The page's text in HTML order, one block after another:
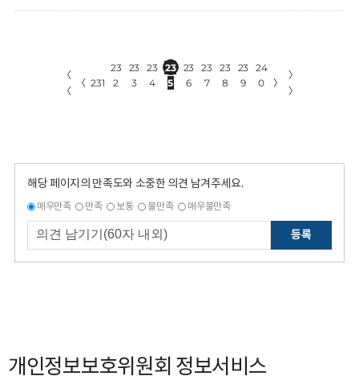
〈
〈
〈 231
23
2
23
3
23
4
23
5
23
6
23
7
23
8
23
9
24
0
〉
〉
〉
해당 페이지의 만족도와 소중한 의견 남겨주세요.
매우만족 만족 보통 불만족 매우불만족
등록
개인정보보호위원회 정보서비스